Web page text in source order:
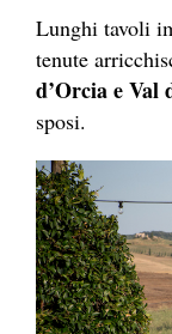
Lunghi tavoli
tenute
d’Orcia e Val
sposi.